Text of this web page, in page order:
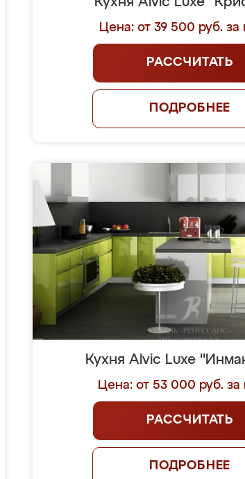
Цена: от 39 500 руб. за
РАССЧИТАТЬ
ПОДРОБНЕЕ
Кухня Alvic Luxe
Цена: от 53 000 руб. за
РАССЧИТАТЬ
ПОДРОБНЕЕ